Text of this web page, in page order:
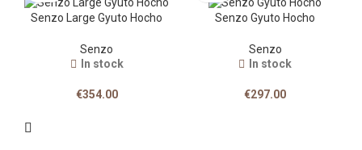
Senzo Large Gyuto Hocho
Senzo
In stock
€354.00
Senzo Gyuto Hocho
Senzo
In stock
€297.00